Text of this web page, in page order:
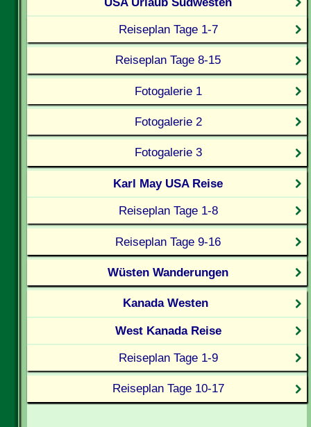
Reiseplan Tage 1-7
Reiseplan Tage 8-15
Fotogalerie 1
Fotogalerie 2
Fotogalerie 3
Karl May USA Reise
Reiseplan Tage 1-8
Reiseplan Tage 9-16
Wüsten Wanderungen
Kanada Westen
West Kanada Reise
Reiseplan Tage 1-9
Reiseplan Tage 10-17